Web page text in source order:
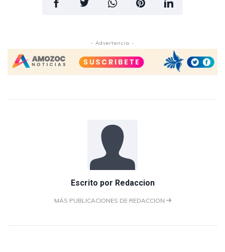
- Advertencia -
Escrito por Redaccion
MÁS PUBLICACIONES DE REDACCION